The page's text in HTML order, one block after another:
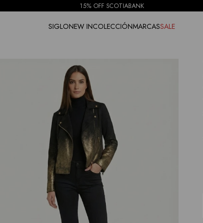
15% OFF SCOTIABANK
SIGLONEW INCOLECCIÓNMARCASSALE
NOTIFICARME